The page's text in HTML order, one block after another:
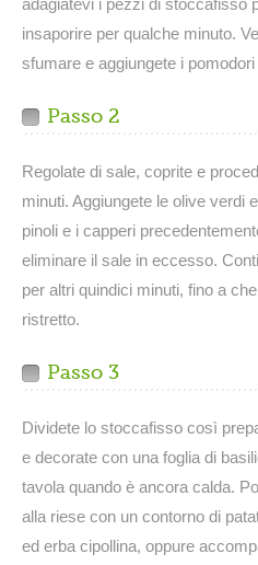
adagiatevi i pezzi di stoccafisso
insaporire per qualche minuto.
sfumare e aggiungete i
Passo 2
Regolate di sale, coprite e
minuti. Aggiungete le olive verdi
pinoli e i capperi
eliminare il sale in eccesso.
per altri quindici minuti, fino a
ristretto.
Passo 3
Dividete lo stoccafisso così
e decorate con una foglia di
tavola quando è ancora calda.
alla riese con un contorno di
ed erba cipollina, oppure